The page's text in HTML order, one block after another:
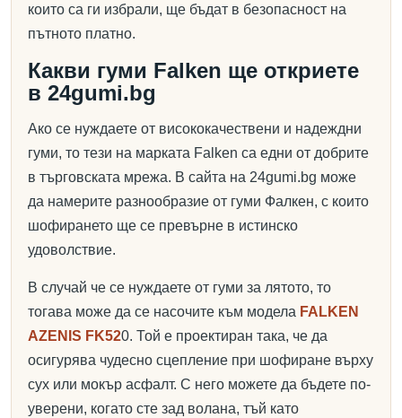
които са ги избрали, ще бъдат в безопасност на
пътното платно.
Какви гуми Falken ще откриете
в 24gumi.bg
Ако се нуждаете от висококачествени и надеждни
гуми, то тези на марката Falken са едни от добрите
в търговската мрежа. В сайта на 24gumi.bg може
да намерите разнообразие от гуми Фалкен, с които
шофирането ще се превърне в истинско
удоволствие.
В случай че се нуждаете от гуми за лятото, то
тогава може да се насочите към модела FALKEN
AZENIS FK520. Той е проектиран така, че да
осигурява чудесно сцепление при шофиране върху
сух или мокър асфалт. С него можете да бъдете по-
уверени, когато сте зад волана, тъй като